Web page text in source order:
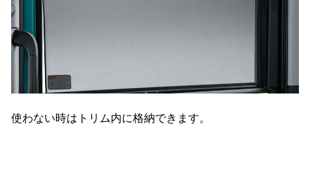
使わない時はトリム内に格納できます。